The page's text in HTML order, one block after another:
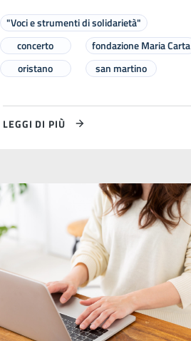
"Voci e strumenti di solidarietà"
concerto
fondazione Maria Carta
oristano
san martino
LEGGI DI PIÙ